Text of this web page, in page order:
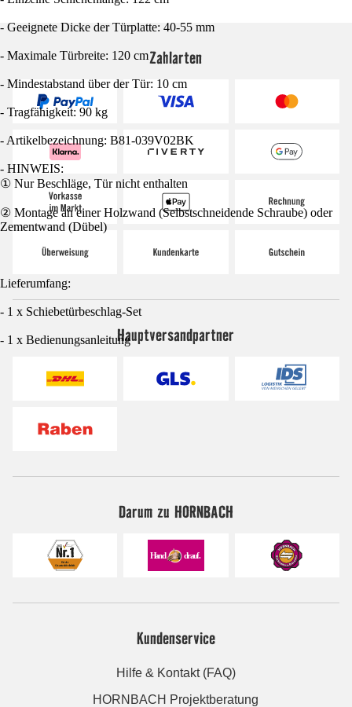
- Geeignete Dicke der Türplatte: 40-55 mm
- Maximale Türbreite: 120 cm
- Mindestabstand über der Tür: 10 cm
- Tragfähigkeit: 90 kg
- Artikelbezeichnung: B81-039V02BK
- HINWEIS:
① Nur Beschläge, Tür nicht enthalten
② Montage an einer Holzwand (Selbstschneidende Schraube) oder
Zementwand (Dübel)
Lieferumfang:
- 1 x Schiebetürbeschlag-Set
- 1 x Bedienungsanleitung
Zahlarten
Hauptversandpartner
Darum zu HORNBACH
Kundenservice
Hilfe & Kontakt (FAQ)
HORNBACH Projektberatung